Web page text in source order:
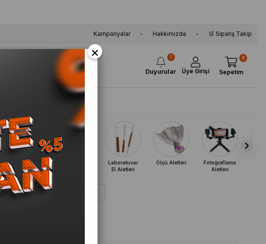
Kampanyalar Hakkımızda 🛒 Sipariş Takip
1
Duyurular Üye Girişi Sepetim
0
Kampanya
Restoratif El
Aletleri
Laboratuvar
El Aletleri
Ölçü Aletleri
Fotoğraflama
Aletleri
Frezlik
×